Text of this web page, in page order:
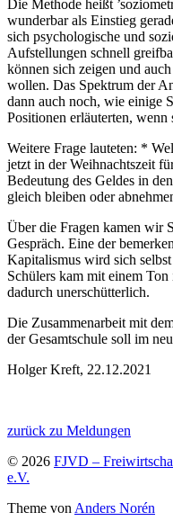
Die Methode heißt
wunderbar als Einstieg
sich psychologische und
Aufstellungen schnell
können sich zeigen und
wollen. Das Spektrum der
dann auch noch, wie einige
Positionen erläuterten, wenn
Weitere Frage lauteten: *
jetzt in der Weihnachtszeit
Bedeutung des Geldes in
gleich bleiben oder
Über die Fragen kamen wir
Gespräch. Eine der
Kapitalismus wird sich
Schülers kam mit einem
dadurch unerschütterlich.
Die Zusammenarbeit mit
der Gesamtschule soll im
Holger Kreft, 22.12.2021
zurück zu Meldungen
© 2026 FJVD –
e.V.
Theme von Anders Norén